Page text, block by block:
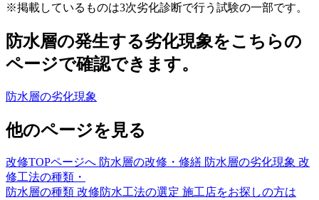
※掲載しているものは3次劣化診断で行う試験の一部です。
防水層の発生する劣化現象をこちらの
ページで確認できます。
防水層の劣化現象
他のページを見る
改修TOPページへ 防水層の改修・修繕 防水層の劣化現象 改
修工法の種類・
防水層の種類 改修防水工法の選定 施工店をお探しの方は